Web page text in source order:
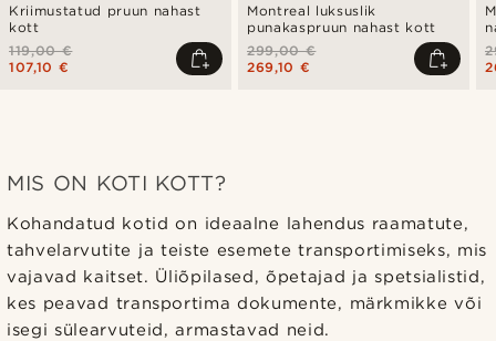
Kriimustatud pruun nahast
kott
119,00 €
107,10 €
Montreal luksuslik
punakaspruun nahast kott
299,00 €
269,10 €
MIS ON KOTI KOTT?
Kohandatud kotid on ideaalne lahendus raamatute,
tahvelarvutite ja teiste esemete transportimiseks, mis
vajavad kaitset. Üliõpilased, õpetajad ja spetsialistid,
kes peavad transportima dokumente, märkmikke või
isegi sülearvuteid, armastavad neid.